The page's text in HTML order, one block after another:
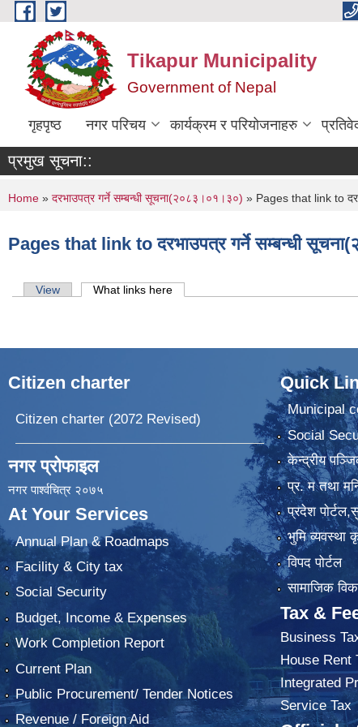
Skip to main content
Tikapur Municipality
Government of Nepal
गृहपृष्ठ नगर परिचय कार्यक्रम र परियोजनाहरु
प्रमुख सूचना::
You are here
Home » दरभाउपत्र गर्ने सम्बन्धी सूचना(२०८३।०१।३०) » Pages that link to
Pages that link to दरभाउपत्र गर्ने सम्बन्धी
Primary tabs
View What links here
Citizen charter
Citizen charter (2072 Revised)
नगर प्रोफाइल
नगर पार्श्वचित्र २०७५
At Your Services
Annual Plan & Roadmaps
Facility & City tax
Social Security
Budget, Income & Expenses
Work Completion Report
Current Plan
Public Procurement/ Tender Notices
Revenue / Foreign Aid
Quick
Municipal
Social
केन्द्रीय
प्र. म तथा
प्रदेश
भुमि व्यवस्था
विपद पोर्टल
सामाजिक
Tax &
Business
House Rent
Integrated
Service Tax